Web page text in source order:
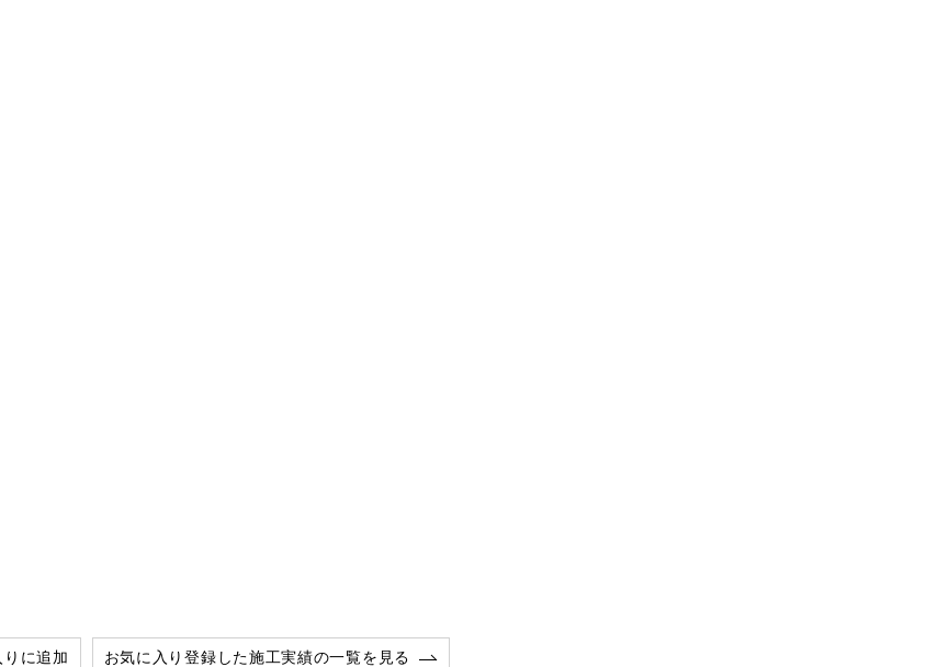
に追加 お気に入り登録した施工実績の一覧を見る